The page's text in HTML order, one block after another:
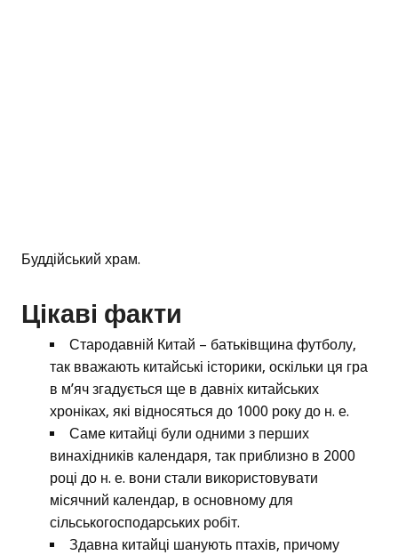
Буддійський храм.
Цікаві факти
Стародавній Китай – батьківщина футболу,
так вважають китайські історики, оскільки ця гра
в м’яч згадується ще в давніх китайських
хроніках, які відносяться до 1000 року до н. е.
Саме китайці були одними з перших
винахідників календаря, так приблизно в 2000
році до н. е. вони стали використовувати
місячний календар, в основному для
сільськогосподарських робіт.
Здавна китайці шанують птахів, причому